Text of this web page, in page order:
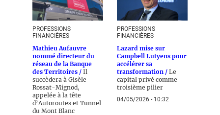
PROFESSIONS
FINANCIÈRES
Mathieu Aufauvre
nommé directeur du
réseau de la Banque
des Territoires / Il
succèdera à Gisèle
Rossat-Mignod,
appelée à la tête
d’Autoroutes et Tunnel
du Mont Blanc
PROFESSIONS
FINANCIÈRES
Lazard mise sur
Campbell Lutyens pour
accélérer sa
transformation / Le
capital privé comme
troisième pilier
04/05/2026 - 10:32